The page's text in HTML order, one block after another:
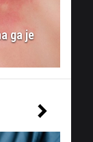
ga je